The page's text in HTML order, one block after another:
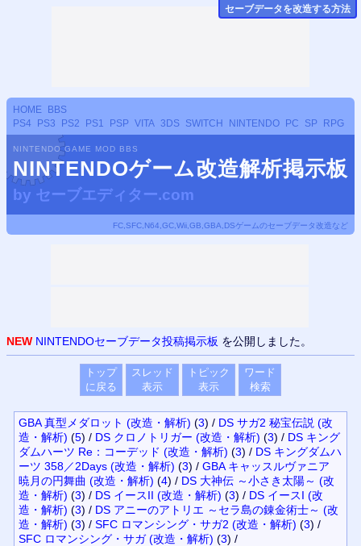
HOME
BBS
PS4
PS3 PS2 PS1 PSP VITA 3DS SWITCH NINTENDO PC SP RPG
NINTENDO GAME MOD BBS
NINTENDOゲーム改造解析掲示板
by セーブエディター.com
FC,SFC,N64,GC,Wii,GB,GBA,DSゲームのセーブデータ改造など
NEW NINTENDOセーブデータ投稿掲示板 を公開しました。
トップ
に戻る
スレッド
表示
トピック
表示
ワード
検索
GBA 真型メダロット (改造・解析) (3) / DS サガ2 秘宝伝説 (改
造・解析) (5) / DS クロノトリガー (改造・解析) (3) / DS キング
ダムハーツ Re：コーデッド (改造・解析) (3) / DS キングダムハ
ーツ 358／2Days (改造・解析) (3) / GBA キャッスルヴァニア
暁月の円舞曲 (改造・解析) (4) / DS 大神伝 ～小さき太陽～ (改
造・解析) (3) / DS イースII (改造・解析) (3) / DS イースI (改
造・解析) (3) / DS アニーのアトリエ ～セラ島の錬金術士～ (改
造・解析) (3) / SFC ロマンシング・サガ2 (改造・解析) (3) /
SFC ロマンシング・サガ (改造・解析) (3) /
セーブデータを改造する方法